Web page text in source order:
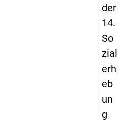
der
14.
So
zial
erh
eb
un
g